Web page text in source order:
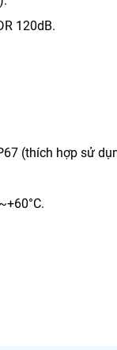
120dB.
(thích hợp sử